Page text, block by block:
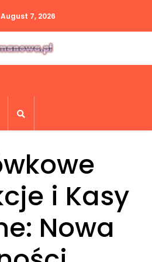
August 7, 2026
i Kasy
Nowa